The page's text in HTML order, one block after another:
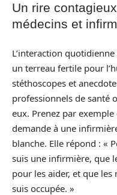
Un rire
médecins et
L’interaction
un terreau fertile pour
stéthoscopes et
professionnels de santé
eux. Prenez par
demande à une
blanche. Elle répond : «
suis une infirmière, que
pour les aider, et que
suis occupée. »